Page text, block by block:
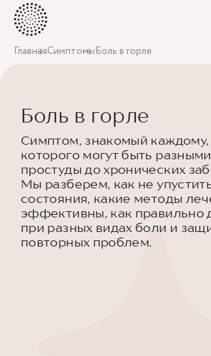
ГлавнаяСимптомыБоль в горле
Боль в горле
Симптом, знакомый
которого могут быть
простуды до хронических
Мы разберем, как не
состояния, какие методы
эффективны, как правильно
при разных видах боли и
повторных проблем.